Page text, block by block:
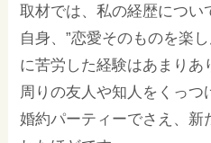
取材では、私の経歴につい
自身、”恋愛そのものを楽
に苦労した経験はあまりあ
周りの友人や知人をくっ
婚約パーティーでさえ、新